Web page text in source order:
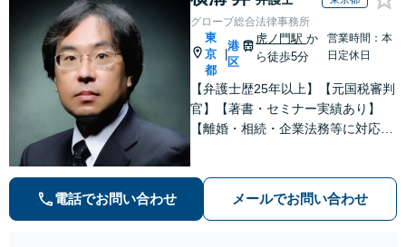
グローブ総合法律事務所
東
京
都
|
港
区
虎ノ門駅か
ら徒歩5分
営業時間：本
日定休日
【弁護士歴25年以上】【元国税審判
官】【著書・セミナー実績あり】
【離婚・相続・企業法務等に対応】
提案します
電話でお問い合わせ メールでお問い合わせ